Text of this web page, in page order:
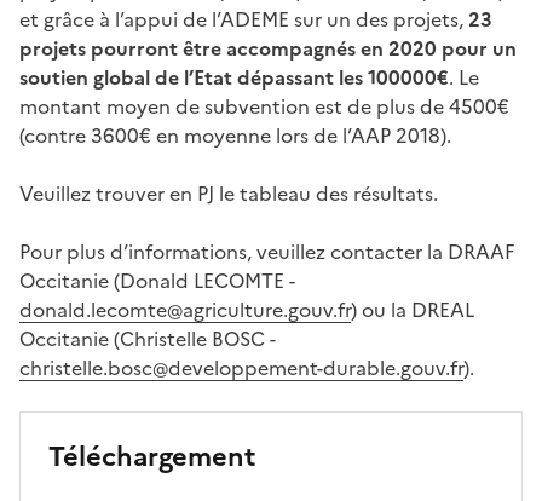
et grâce à l’appui de l’ADEME sur un des projets,23
projets pourront être accompagnés en 2020 pour un
soutien global de l’Etat dépassant les 100000€. Le
montant moyen de subvention est de plus de 4500€
(contre 3600€ en moyenne lors de l’AAP 2018).
Veuillez trouver en PJ le tableau des résultats.
Pour plus d’informations, veuillez contacter la DRAAF
Occitanie (Donald LECOMTE -
donald.lecomte@agriculture.gouv.fr) ou la DREAL
Occitanie (Christelle BOSC -
christelle.bosc@developpement-durable.gouv.fr).
Téléchargement